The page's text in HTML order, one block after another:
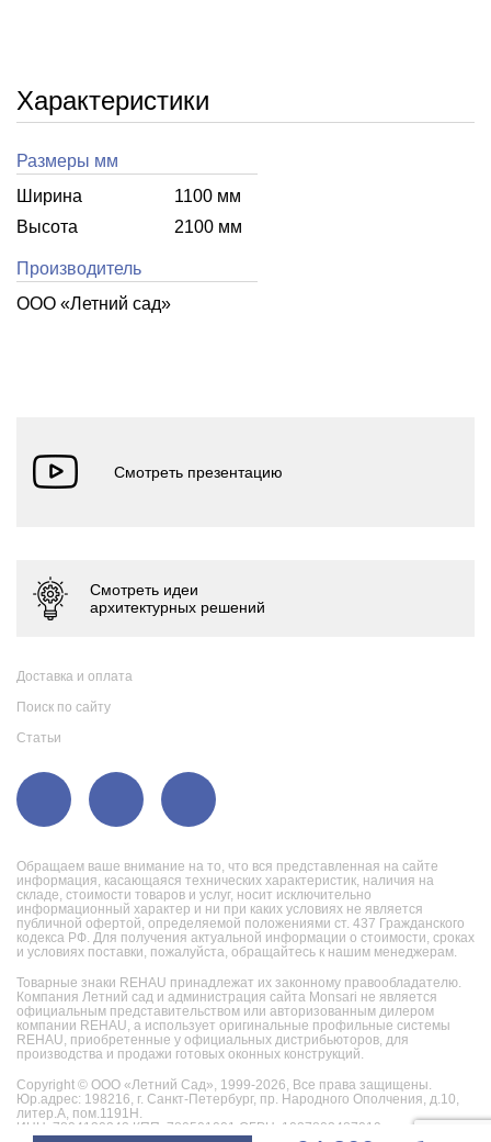
Характеристики
Размеры мм
Ширина
1100 мм
Высота
2100 мм
Производитель
ООО «Летний cад»
Обращаем ваше внимание на то, что вся представленная на сайте
информация, касающаяся технических характеристик, наличия на
складе, стоимости товаров и услуг, носит исключительно
информационный характер и ни при каких условиях не является
публичной офертой, определяемой положениями ст. 437 Гражданского
кодекса РФ. Для получения актуальной информации о стоимости, сроках
и условиях поставки, пожалуйста, обращайтесь к нашим менеджерам.
Товарные знаки REHAU принадлежат их законному правообладателю.
Компания Летний сад и администрация сайта Monsari не является
официальным представительством или авторизованным дилером
компании REHAU, а использует оригинальные профильные системы
REHAU, приобретенные у официальных дистрибьюторов, для
производства и продажи готовых оконных конструкций.
Copyright © ООО «Летний Сад», 1999-2026, Все права защищены.
Юр.адрес: 198216, г. Санкт-Петербург, пр. Народного Ополчения, д.10,
литер.А, пом.1191Н.
ИНН: 7804130242 КПП: 780501001 ОГРН: 1027802487019
Доставка и оплата
Поиск по сайту
Статьи